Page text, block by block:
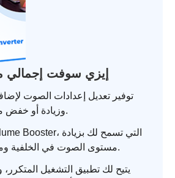
4 إيزي سوفت إجمالي
توفير تعديل إعدادات الصوت
وزيادة أو خفض مستوى الصوت.
مستوى الصوت في الخلفية وملف الموسيقى.
يتيح لك تطبيق التشغيل المتكرر،